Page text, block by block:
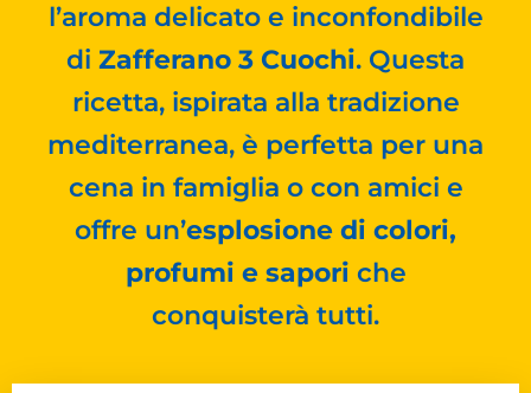
l’aroma delicato e inconfondibile
di Zafferano 3 Cuochi. Questa
ricetta, ispirata alla tradizione
mediterranea, è perfetta per una
cena in famiglia o con amici e
offre un’esplosione di colori,
profumi e sapori che
conquisterà tutti.